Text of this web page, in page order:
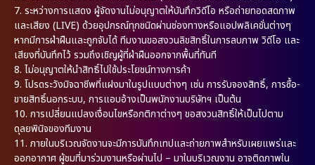
7. ระหว่างการแสดง ผู้จัดงานไม่อนุญาตให้บันทึกวิดีโอ หรือถ่ายทอดสดภาพ
และเสียง (LIVE) ด้วยอุปกรณ์ทุกชนิดผ่านช่องทางหรือแอปพลิเคชั่นต่างๆ
หากมีการฝ่าฝืนและถูกจับได้ ทีมงานขอสงวนลิขสิทธิ์ในการลบภาพ วิดีโอ และ
เสียงที่บันทึกไว้ รวมถึงเชิญผู้ที่ฝ่าฝืนออกจากพื้นที่ทันที
8. ไม่อนุญาตให้นำสิทธิ์ไปใช้ประโยชน์ทางการค้า
9. โปรดระวังมิจฉาชีพที่แฝงมาในรูปแบบต่างๆ เช่น การรับจองสิทธิ์, การซื้อ-
ขายสิทธิ์นอกระบบ, การแอบอ้างเป็นพนักงานบริษัทฯ เป็นต้น
10. การเปลี่ยนแปลงเงื่อนไขหรือกติกาต่างๆ ขอสงวนสิทธิ์ให้เป็นไปตาม
ดุลยพินิจของทีมงาน
11. ภายในบริเวณจัดงานจะมีการบันทึกเทปและถ่ายภาพสำหรับเผยแพร่และ
ออกอากาศ ผู้ชมที่มาร่วมงานหรือผ่านไป – มาในบริเวณงาน อาจติดภาพใน